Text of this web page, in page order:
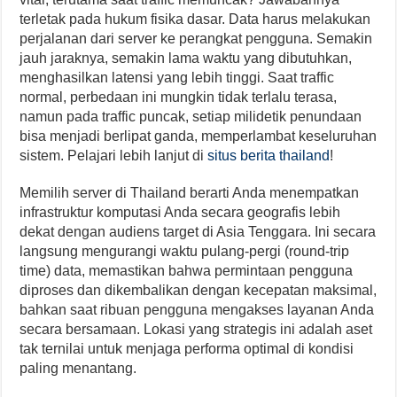
terletak pada hukum fisika dasar. Data harus melakukan
perjalanan dari server ke perangkat pengguna. Semakin
jauh jaraknya, semakin lama waktu yang dibutuhkan,
menghasilkan latensi yang lebih tinggi. Saat traffic
normal, perbedaan ini mungkin tidak terlalu terasa,
namun pada traffic puncak, setiap milidetik penundaan
bisa menjadi berlipat ganda, memperlambat keseluruhan
sistem. Pelajari lebih lanjut disitus berita thailand!
Memilih server di Thailand berarti Anda menempatkan
infrastruktur komputasi Anda secara geografis lebih
dekat dengan audiens target di Asia Tenggara. Ini secara
langsung mengurangi waktu pulang-pergi (round-trip
time) data, memastikan bahwa permintaan pengguna
diproses dan dikembalikan dengan kecepatan maksimal,
bahkan saat ribuan pengguna mengakses layanan Anda
secara bersamaan. Lokasi yang strategis ini adalah aset
tak ternilai untuk menjaga performa optimal di kondisi
paling menantang.